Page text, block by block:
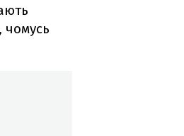
чомусь